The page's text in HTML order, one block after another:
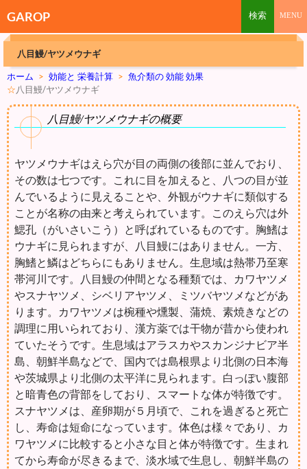
GAROP
八目鰻/ヤツメウナギ
ホーム > 効能と 栄養計算 > 魚介類の 効能 効果
☆八目鰻/ヤツメウナギ
八目鰻/ヤツメウナギの概要
ヤツメウナギはえら穴が目の両側の後部に並んでおり、
その数は七つです。これに目を加えると、八つの目が並
んでいるように見えることや、外観がウナギに類似する
ことが名称の由来と考えられています。このえら穴は外
鰓孔（がいさいこう）と呼ばれているものです。胸鰭は
ウナギに見られますが、八目鰻にはありません。一方、
胸鰭と鱗はどちらにもありません。生息域は熱帯乃至寒
帯河川です。八目鰻の仲間となる種類では、カワヤツメ
やスナヤツメ、シベリアヤツメ、ミツバヤツメなどがあ
ります。カワヤツメは椀種や燻製、蒲焼、素焼きなどの
調理に用いられており、漢方薬では干物が昔から使われ
ていたそうです。生息域はアラスカやスカンジナビア半
島、朝鮮半島などで、国内では島根県より北側の日本海
や茨城県より北側の太平洋に見られます。白っぽい腹部
と暗青色の背部をしており、スマートな体が特徴です。
スナヤツメは、産卵期が５月頃で、これを過ぎると死亡
し、寿命は短命になっています。体色は様々であり、カ
ワヤツメに比較すると小さな目と体が特徴です。生まれ
てから寿命が尽きるまで、淡水域で生息し、朝鮮半島の